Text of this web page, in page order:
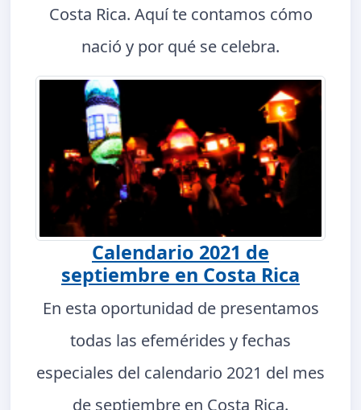
Costa Rica. Aquí te contamos cómo
nació y por qué se celebra.
Calendario 2021 de
septiembre en Costa Rica
En esta oportunidad de presentamos
todas las efemérides y fechas
especiales del calendario 2021 del mes
de septiembre en Costa Rica.